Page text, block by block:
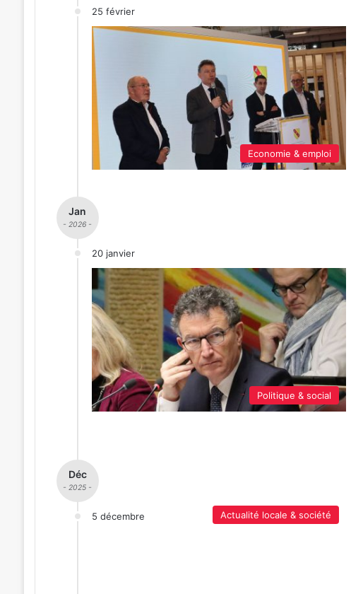
25 février
Economie & emploi
Jan
- 2026 -
20 janvier
Politique & social
Déc
- 2025 -
5 décembre Actualité locale & société